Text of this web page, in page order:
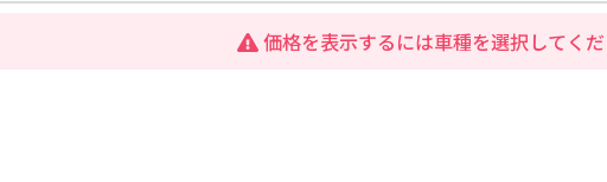
価格を表示するには車種を選択してく